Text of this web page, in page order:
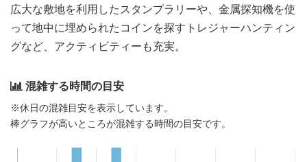
広大な敷地を利用したスタンプラリーや、金属探知機を使
って地中に埋められたコインを探すトレジャーハンティン
グなど、アクティビティーも充実。
混雑する時間の目安
※休日の混雑目安を表示しています。
棒グラフが高いところが混雑する時間の目安です。